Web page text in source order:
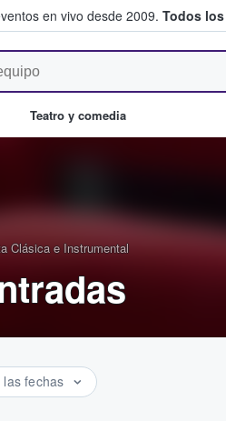
en vivo desde 2009. Todos
de entradas entre
Teatro y comedia
Clásica e Instrumental
las fechas